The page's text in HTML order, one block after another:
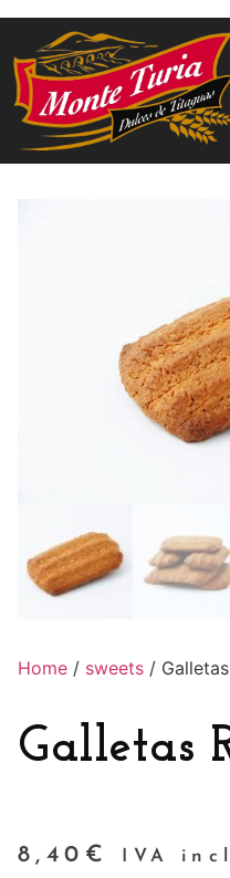
Home / sweets /
Galletas
8,40 € IVA